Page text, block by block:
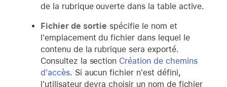
de la rubrique ouverte dans la table active.
Fichier de sortie spécifie le nom et
l'emplacement du fichier dans lequel le
contenu de la rubrique sera exporté.
Consultez la section Création de chemins
d'accès. Si aucun fichier n'est défini,
l'utilisateur devra choisir un nom de fichier